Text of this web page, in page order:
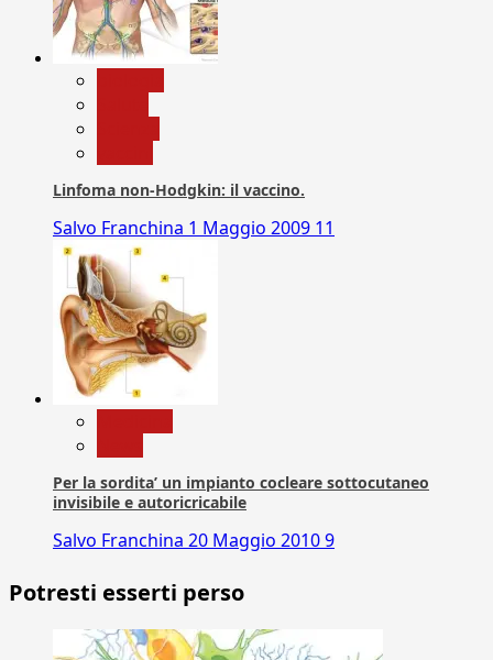
Linfoma non-Hodgkin: il vaccino.
Salvo Franchina 1 Maggio 2009 11
Per la sordita’ un impianto cocleare sottocutaneo
invisibile e autoricricabile
Salvo Franchina 20 Maggio 20109
Potresti esserti perso